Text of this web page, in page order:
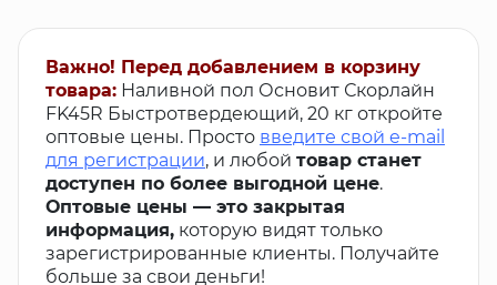
Важно! Перед добавлением в корзину
товара: Наливной пол Основит Скорлайн
FK45R Быстротвердеющий, 20 кг откройте
оптовые цены. Просто введите свой e-mail
для регистрации, и любой товар станет
доступен по более выгодной цене.
Оптовые цены — это закрытая
информация, которую видят только
зарегистрированные клиенты. Получайте
больше за свои деньги!